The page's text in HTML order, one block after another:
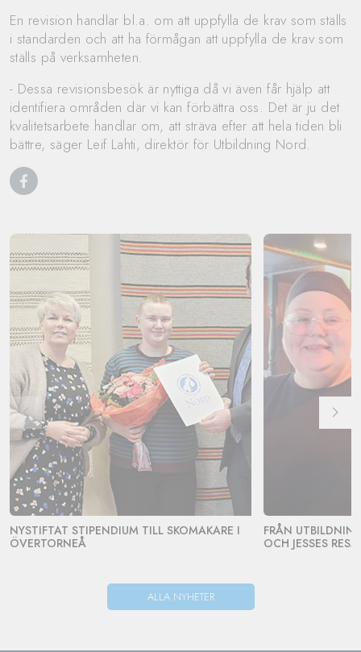
En revision handlar bl.a. om att uppfylla de krav som ställs
i standarden och att ha förmågan att uppfylla de krav som
ställs på verksamheten.
- Dessa revisionsbesök är nyttiga då vi även får hjälp att
identifiera områden där vi kan förbättra oss. Det är ju det
kvalitetsarbete handlar om, att sträva efter att hela tiden bli
bättre, säger Leif Lahti, direktör för Utbildning Nord.
NYSTIFTAT STIPENDIUM TILL SKOMAKARE I
ÖVERTORNEÅ
FRÅN
OCH JESSES RESA.
ALLA NYHETER